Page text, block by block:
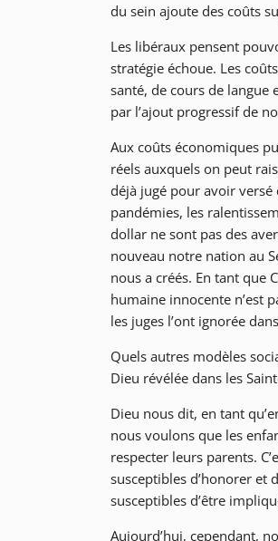
du sein ajoute des coûts
Les libéraux pensent
stratégie échoue. Les
santé, de cours de langue
par l’ajout progressif de
Aux coûts économiques
réels auxquels on peut
déjà jugé pour avoir versé
pandémies, les
dollar ne sont pas des
nouveau notre nation au
nous a créés. En tant que
humaine innocente n’est
les juges l’ont ignorée
Quels autres modèles
Dieu révélée dans les
Dieu nous dit, en tant
nous voulons que les
respecter leurs parents.
susceptibles d’honorer et
susceptibles d’être
Aujourd’hui, cependant,